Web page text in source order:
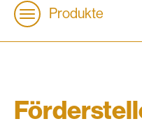
Produkte